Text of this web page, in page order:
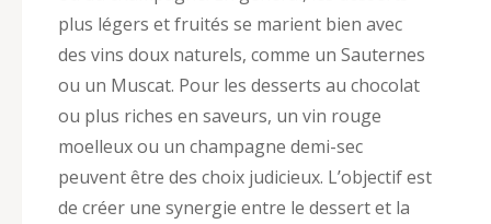
plus légers et fruités se marient bien avec
des vins doux naturels, comme un Sauternes
ou un Muscat. Pour les desserts au chocolat
ou plus riches en saveurs, un vin rouge
moelleux ou un champagne demi-sec
peuvent être des choix judicieux. L’objectif est
de créer une synergie entre le dessert et la